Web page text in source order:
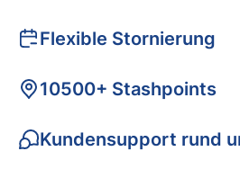
Flexible Stornierung
10500+ Stashpoints
Kundensupport rund